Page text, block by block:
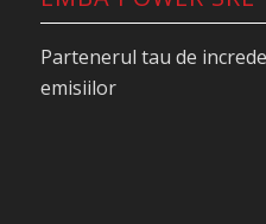
doua sesiuni ale lunii,
milioane de certificate.
Partenerul tau de
emisiilor